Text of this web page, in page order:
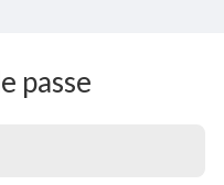
passe